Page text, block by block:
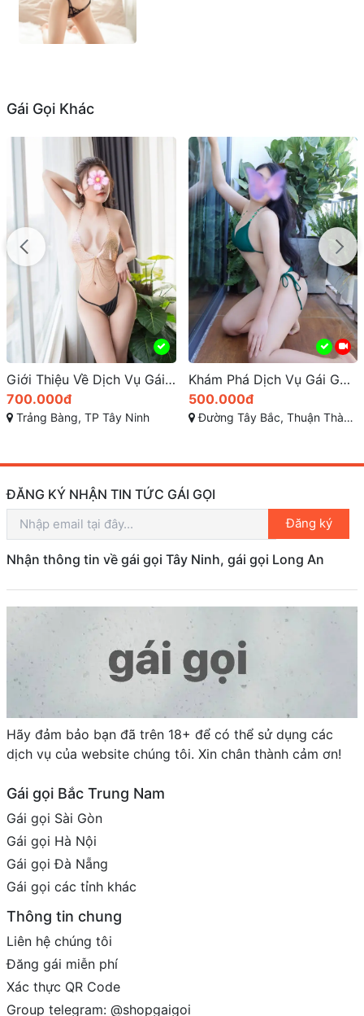
Gái Gọi Khác
Giới Thiệu Về Dịch Vụ Gái Gọi TP Tây Ninh
700.000đ
Trảng Bàng, TP Tây Ninh
Khám Phá Dịch Vụ Gái Gọi Cần Giuộc Tại Long An
500.000đ
Đường Tây Bắc, Thuận Thành, Cần Giuộc, Long An
ĐĂNG KÝ NHẬN TIN TỨC GÁI GỌI
Đăng ký
Nhận thông tin về gái gọi Tây Ninh, gái gọi Long An
Hãy đảm bảo bạn đã trên 18+ để có thể sử dụng các
dịch vụ của website chúng tôi. Xin chân thành cảm ơn!
Gái gọi Bắc Trung Nam
Gái gọi Sài Gòn
Gái gọi Hà Nội
Gái gọi Đà Nẵng
Gái gọi các tỉnh khác
Thông tin chung
Liên hệ chúng tôi
Đăng gái miễn phí
Xác thực QR Code
Group telegram: @shopgaigoi